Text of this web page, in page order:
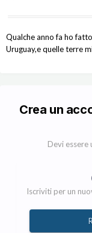
Qualche anno fa ho
Uruguay,e quelle terre
Crea un
Devi essere
Iscriviti per un